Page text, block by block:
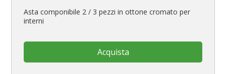
Asta componibile 2 / 3 pezzi in ottone cromato per
interni
Acquista